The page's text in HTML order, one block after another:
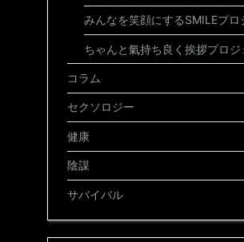
みんなを笑顔にするSMILEプロ
ちゃんと氣持ち良く挨拶プロジ
コラム
セクソロジー
健康
陰謀
サバイバル